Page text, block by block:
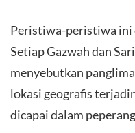
Peristiwa-peristiwa ini
Setiap Gazwah dan
menyebutkan
lokasi geografis
dicapai dalam